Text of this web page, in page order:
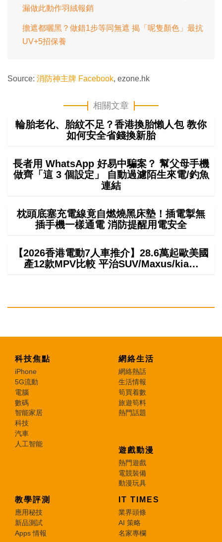
漏做此動作羽絨報銷
擔遮都曬黑？做錯1步等同無遮 揭「呢隻顏色」最抗
UV+5招保養
Source: 消防神主牌 Facebook, ezone.hk
相關文章
輪胎老化、胎紋不足？香港換胎懶人包 教你
如何安全省錢換新胎
長者用 WhatsApp 好易中騙案？ 幫父母手機
做齊「這 3 個設定」 自動過濾陌生來電/釣魚
連結
枕頭底塞充電線竟自燃燒黑床墊！插電掣無
插手機一樣通電 消防提醒用電安全
【2026香港電動7人車推介】28.6萬起歐美國
產12款MPV比較 平治SUV/Maxus/kia…
科技焦點
iPhone
5G流動
電腦
數碼
智能家居
科技
汽車
人工智能
網絡生活
網絡熱話
生活情報
筍買着數
旅遊筍料
熱門話題
遊戲動漫
熱門遊戲
電競裝備
動漫玩具
教學評測
應用秘技
新品測試
Apps 情報
IT TIMES
業界頭條
AI 策略
名家專欄